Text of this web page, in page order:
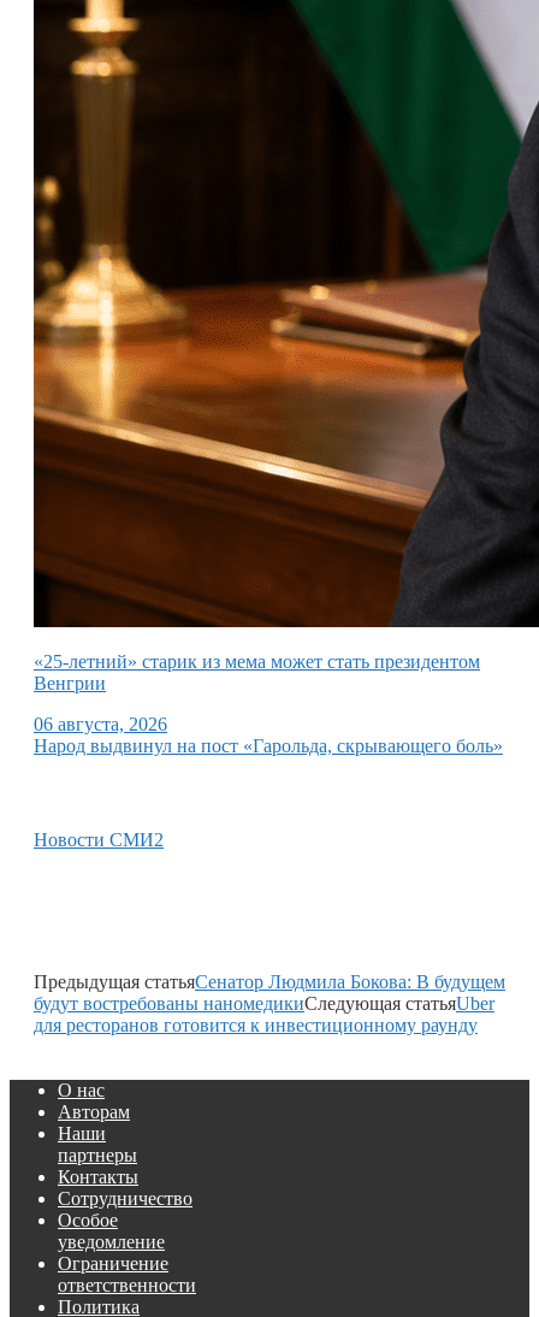
«25-летний» старик из мема может стать президентом
Венгрии
06 августа, 2026
Народ выдвинул на пост «Гарольда, скрывающего боль»
Новости СМИ2
Предыдущая статьяСенатор Людмила Бокова: В будущем
будут востребованы наномедикиСледующая статьяUber
для ресторанов готовится к инвестиционному раунду
О нас
Авторам
Наши
партнеры
Контакты
Сотрудничество
Особое
уведомление
Ограничение
ответственности
Политика